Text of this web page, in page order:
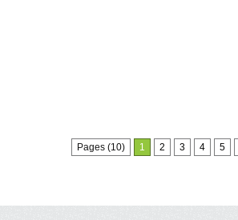
Pages (10) 1 2 3 4 5